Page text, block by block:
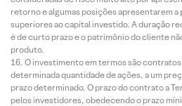
retorno e algumas posições apresentarem a
superiores ao capital investido. A duração
é de curto prazo e o patrimônio do cliente
produto.
O investimento em termos são contratos
determinada quantidade de ações, a um
prazo determinado. O prazo do contrato a
pelos investidores, obedecendo o prazo